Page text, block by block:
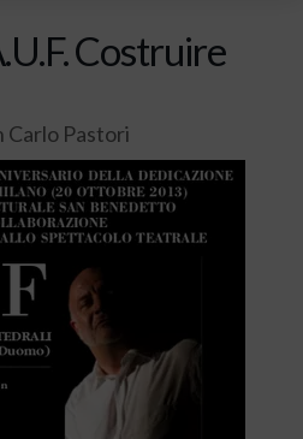
Costruire
Pastori